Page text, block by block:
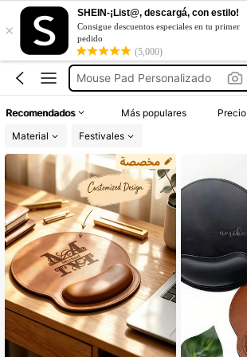
×
SHEIN-¡List@, descargá, con estilo!
Consigue descuentos especiales en tu primer
pedido
(5,000)
Tapete Para Mouse
Mouse Pad
Mouse Pad Personalizado
Mousepad Personalizado
Mouse Pad
Recomendados Más populares Precio
Material
Festivales